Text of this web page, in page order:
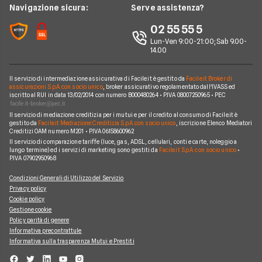
Contatti
Edison
Iren
Optima
Sorgenia
Fornitori Energetici
Notizie Luce e Gas
Argomenti in evidenza Gas e Luce
Navigazione sicura: Serve assistenza?
02 55 55 5
Lun-Ven 9:00-21:00; Sab 9.00-
14.00
Il servizio di intermediazione assicurativa di Facile.it è gestito da Facile.it Broker di
assicurazioni S.p.A. con socio unico, broker assicurativo regolamentato dall'IVASS ed
iscritto al RUI in data 13/02/2014 con numero B000480264 • P.IVA 08007250965 • PEC
Il servizio di mediazione creditizia per i mutui e per il credito al consumo di Facile.it è
gestito da Facile.it Mediazione Creditizia S.p.A. con socio unico , iscrizione Elenco Mediatori
Creditizi OAM numero M201 • P.IVA 06158600962
Il servizio di comparazione tariffe (luce, gas, ADSL, cellulari, conti e carte, noleggio a
lungo termine) ed i servizi di marketing sono gestiti da Facile.it S.p.A. con socio unico•
P.IVA 07902950968
Condizioni Generali di Utilizzo del Servizio
Privacy policy
Cookie policy
Gestione cookie
Policy parità di genere
Informativa precontrattule
Informativa sulla trasparenza Mutui e Prestiti